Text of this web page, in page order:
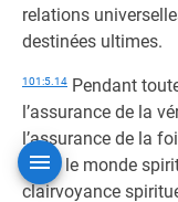
relations
destinées ultimes.
101:5.14 Pendant
l’assurance de la
l’assurance de la
dans le monde
clairvoyance